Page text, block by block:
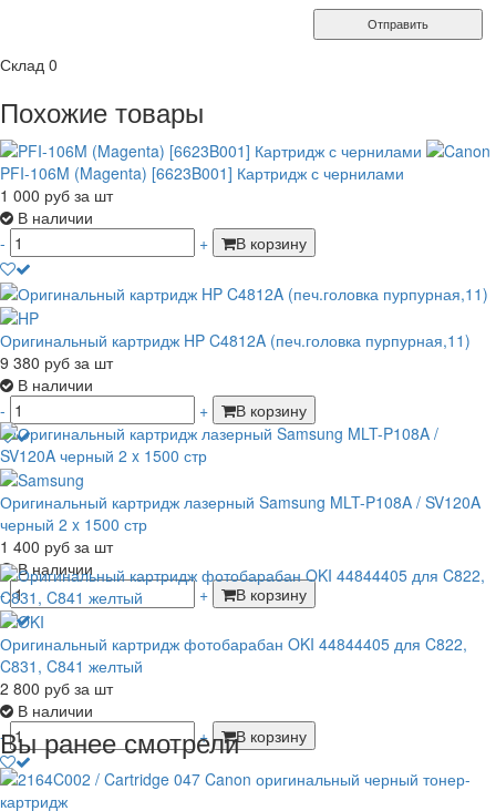
Отправить
Склад 0
Похожие товары
PFI-106M (Magenta) [6623B001] Картридж с чернилами
1 000 руб за шт
В наличии
-
+ В корзину
Оригинальный картридж HP C4812A (печ.головка пурпурная,11)
9 380 руб за шт
В наличии
-
+ В корзину
Оригинальный картридж лазерный Samsung MLT-P108A / SV120A
черный 2 x 1500 стр
1 400 руб за шт
В наличии
-
+ В корзину
Оригинальный картридж фотобарабан OKI 44844405 для C822,
C831, C841 желтый
2 800 руб за шт
В наличии
-
+ В корзину
Вы ранее смотрели